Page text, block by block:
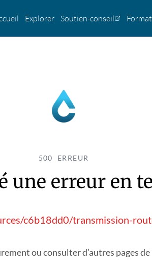
Explorer Soutien-conseil
500 ERREUR
une erreur en
c6b18dd0/transmission-
ou consulter d’autres pages